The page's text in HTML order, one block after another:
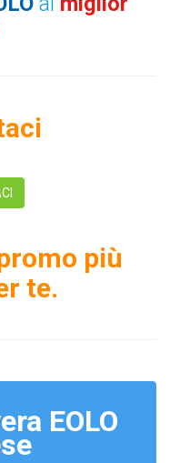
più
te.
EOLO